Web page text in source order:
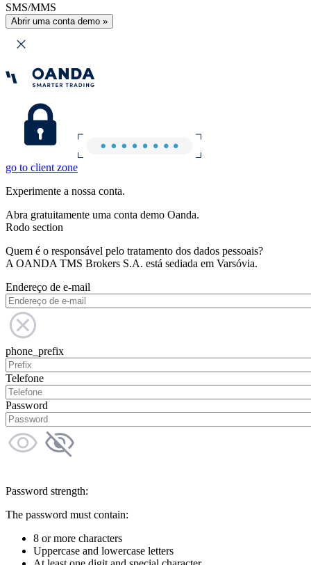
SMS/MMS
Abrir uma conta demo »
go to client zone
Experimente a nossa conta.
Abra gratuitamente uma conta demo Oanda.
Rodo section
Quem é o responsável pelo tratamento dos dados pessoais?
A OANDA TMS Brokers S.A. está sediada em Varsóvia.
Endereço de e-mail
phone_prefix
Telefone
Password
Password strength:
The password must contain:
8 or more characters
Uppercase and lowercase letters